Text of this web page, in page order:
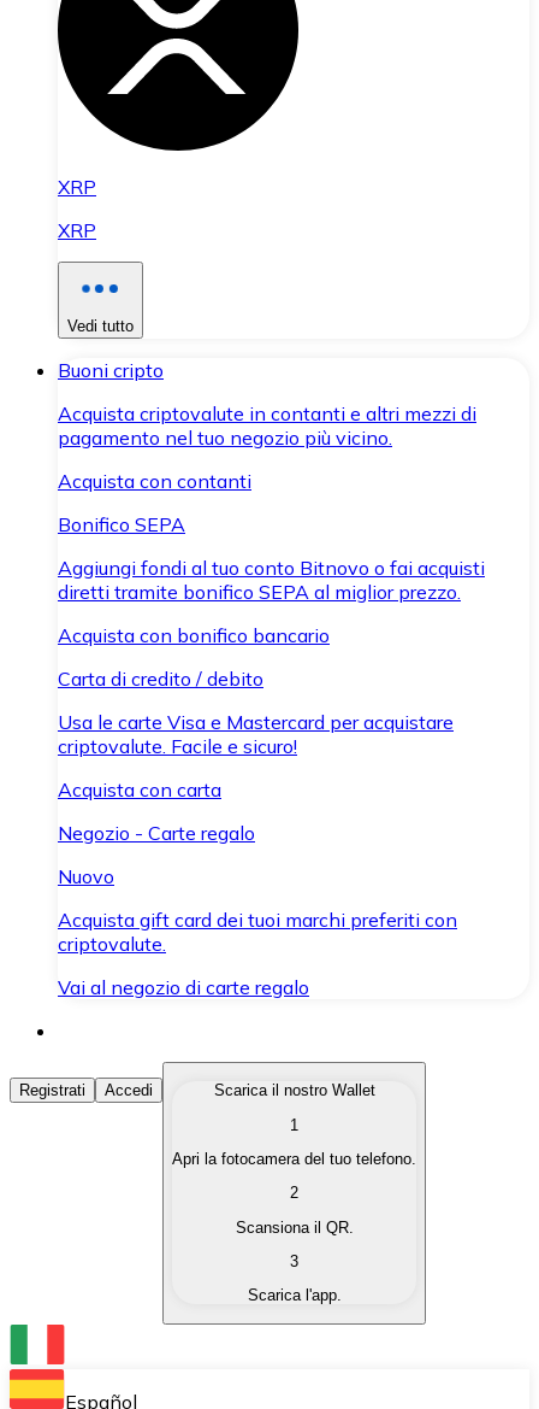
XRP
XRP
Vedi tutto
Buoni cripto
Acquista criptovalute in contanti e altri mezzi di
pagamento nel tuo negozio più vicino.
Acquista con contanti
Bonifico SEPA
Aggiungi fondi al tuo conto Bitnovo o fai acquisti
diretti tramite bonifico SEPA al miglior prezzo.
Acquista con bonifico bancario
Carta di credito / debito
Usa le carte Visa e Mastercard per acquistare
criptovalute. Facile e sicuro!
Acquista con carta
Negozio - Carte regalo
Nuovo
Acquista gift card dei tuoi marchi preferiti con
criptovalute.
Vai al negozio di carte regalo
Acquista Criptovalute
Acquista le criptovalute che ti interessano in modo
Converti le tue criptovalute in valuta fiat quando ne
Scambia una criptovaluta con un'altra
Conserva le tue cripto in un Wallet self-custodial.
Registrati Accedi
Scarica il nostro Wallet
1
Apri la fotocamera del tuo telefono.
2
Scansiona il QR.
3
Scarica l'app.
Español